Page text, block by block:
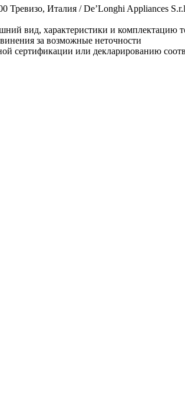
Италия / De’Longhi Appliances
вид, характеристики и комплектацию
за возможные неточности
сертификации или декларированию